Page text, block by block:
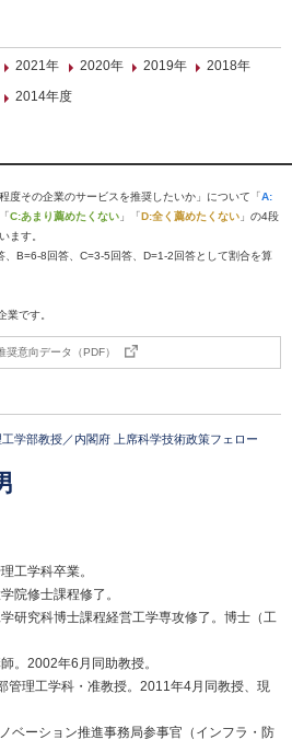
2021年 2020年 2019年
2018年
2014年度
度その企業のサービスを推奨したいか」について「A:
C:あまり薦めたくない 」「D:全く薦めたくない 」の4段
ます。
B=6-8回答、C=3-5回答、D=1-2回答として割合を算
業です。
奨意向データ（PDF）
学部教授／内閣府 上席科学技術政策フェロー
工学科卒業。
院修士課程修了。
研究科博士課程経営工学専攻修了。博士（工
。2002年6月同助教授。
管理工学科・准教授。2011年4月同教授、現
ベーション推進事務局参事官（インフラ・防